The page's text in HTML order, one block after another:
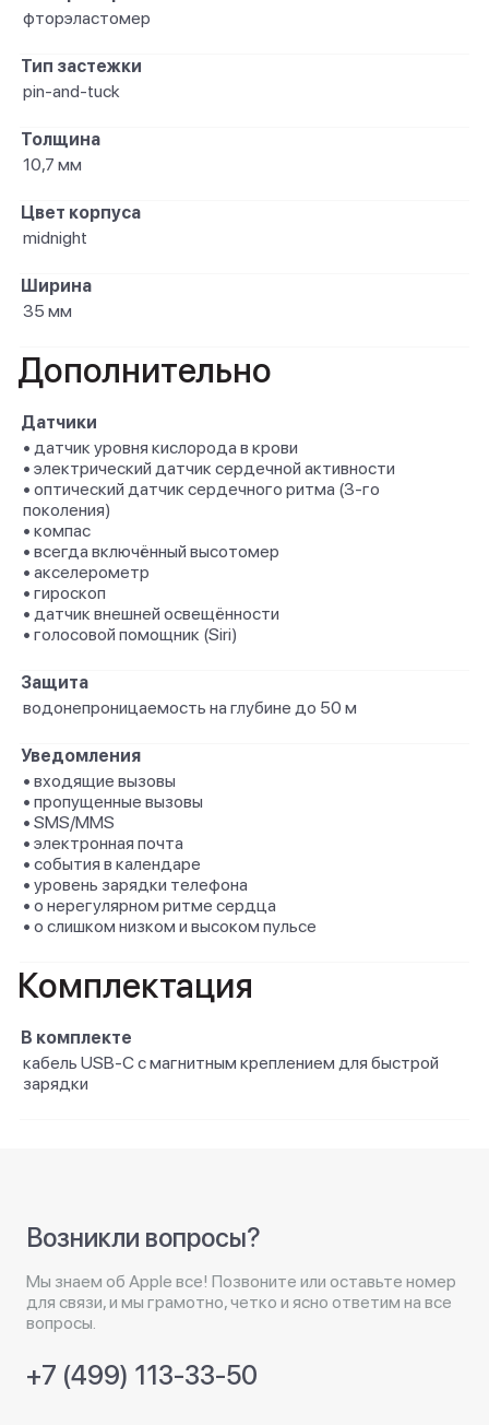
фторэластомер
Тип застежки
pin-and-tuck
Толщина
10,7 мм
Цвет корпуса
midnight
Ширина
35 мм
Дополнительно
Датчики
• датчик уровня кислорода в крови
• электрический датчик сердечной активности
• оптический датчик сердечного ритма (3‑го
поколения)
• компас
• всегда включённый высотомер
• акселерометр
• гироскоп
• датчик внешней освещённости
• голосовой помощник (Siri)
Защита
водонепроницаемость на глубине до 50 м
Уведомления
• входящие вызовы
• пропущенные вызовы
• SMS/MMS
• электронная почта
• события в календаре
• уровень зарядки телефона
• о нерегулярном ритме сердца
• о слишком низком и высоком пульсе
Комплектация
В комплекте
кабель USB‑C с магнитным креплением для быстрой
зарядки
Возникли вопросы?
Мы знаем об Apple все! Позвоните или оставьте номер
для связи, и мы грамотно, четко и ясно ответим на все
вопросы.
+7 (499) 113-33-50